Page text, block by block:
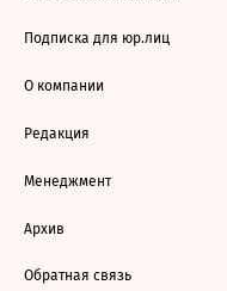
Подписка для юр.лиц
О компании
Редакция
Менеджмент
Архив
Обратная связь